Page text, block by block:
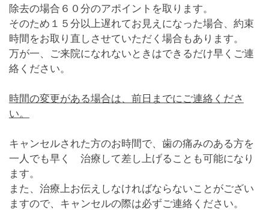
除去の場合６０分のアポイントを取ります。
そのため１５分以上遅れてお見えになった場合、約束
時間をお取り直しさせていただく場合もあります。
万が一、ご来院になれないときはできるだけ早くご連
絡ください。
時間の変更がある場合は、前日までにご連絡くださ
い。
キャンセルされた方のお時間で、歯の痛みのある方を
一人でも早く 治療して差し上げることも可能になり
ます。
また、治療上お伝えしなければならないことがござい
ますので、キャンセルの際は必ずご連絡ください。